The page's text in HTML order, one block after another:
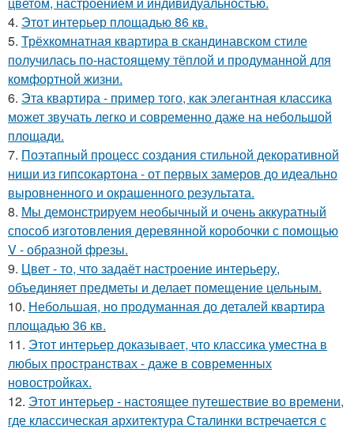
4. Этот интерьер площадью 86 кв.
5. Трёхкомнатная квартира в скандинавском стиле
получилась по-настоящему тёплой и продуманной для
комфортной жизни.
6. Эта квартира - пример того, как элегантная классика
может звучать легко и современно даже на небольшой
площади.
7. Поэтапный процесс создания стильной декоративной
ниши из гипсокартона - от первых замеров до идеально
выровненного и окрашенного результата.
8. Мы демонстрируем необычный и очень аккуратный
способ изготовления деревянной коробочки с помощью
V - образной фрезы.
9. Цвет - то, что задаёт настроение интерьеру,
объединяет предметы и делает помещение цельным.
10. Небольшая, но продуманная до деталей квартира
площадью 36 кв.
11. Этот интерьер доказывает, что классика уместна в
любых пространствах - даже в современных
новостройках.
12. Этот интерьер - настоящее путешествие во времени,
где классическая архитектура Сталинки встречается с